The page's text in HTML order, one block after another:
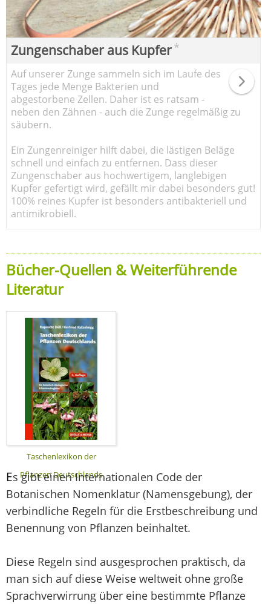
Zungenschaber aus Kupfer*
Auf unserer Zunge sammeln sich im Laufe des
Tages jede Menge Bakterien und
abgestorbene Zellen. Daher ist es ratsam -
neben den Zähnen - auch die Zunge regelmäßig zu
säubern.
Ein Zungenreiniger hilft dabei, die lästigen Beläge
schnell und einfach zu entfernen. Dass dieser
Zungenschaber aus hochwertigem, langlebigen
Kupfer gefertigt wird, gefällt mir dabei besonders gut!
100% reines Kupfer ist besonders antibakteriell und
antimikrobiell.
Bücher-Quellen & Weiterführende
Literatur
Taschenlexikon der
Pflanzen Deutschlands
Es gibt einen Internationalen Code der
Botanischen Nomenklatur (Namensgebung), der
verbindliche Regeln für die Erstbeschreibung und
Benennung von Pflanzen beinhaltet.
Diese Regeln sind ausgesprochen praktisch, da
man sich auf diese Weise weltweit ohne große
Sprachverwirrung über eine bestimmte Pflanze